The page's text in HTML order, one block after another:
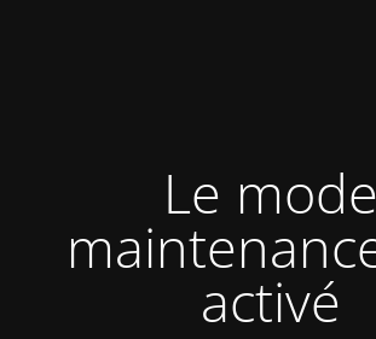
Le mode
activé